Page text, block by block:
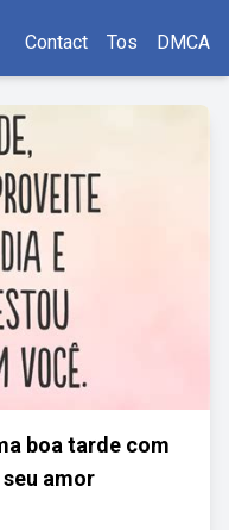
Contact Tos DMCA
boa tarde com
amor